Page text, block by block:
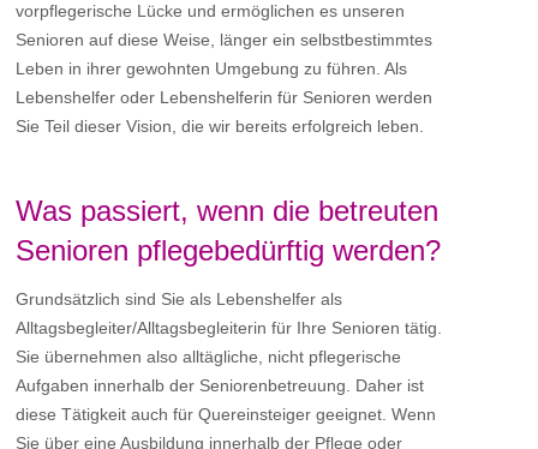
vorpflegerische Lücke und ermöglichen es unseren
Senioren auf diese Weise, länger ein selbstbestimmtes
Leben in ihrer gewohnten Umgebung zu führen. Als
Lebenshelfer oder Lebenshelferin für Senioren werden
Sie Teil dieser Vision, die wir bereits erfolgreich leben.
Was passiert, wenn die betreuten
Senioren pflegebedürftig werden?
Grundsätzlich sind Sie als Lebenshelfer als
Alltagsbegleiter/Alltagsbegleiterin für Ihre Senioren tätig.
Sie übernehmen also alltägliche, nicht pflegerische
Aufgaben innerhalb der Seniorenbetreuung. Daher ist
diese Tätigkeit auch für Quereinsteiger geeignet. Wenn
Sie über eine Ausbildung innerhalb der Pflege oder